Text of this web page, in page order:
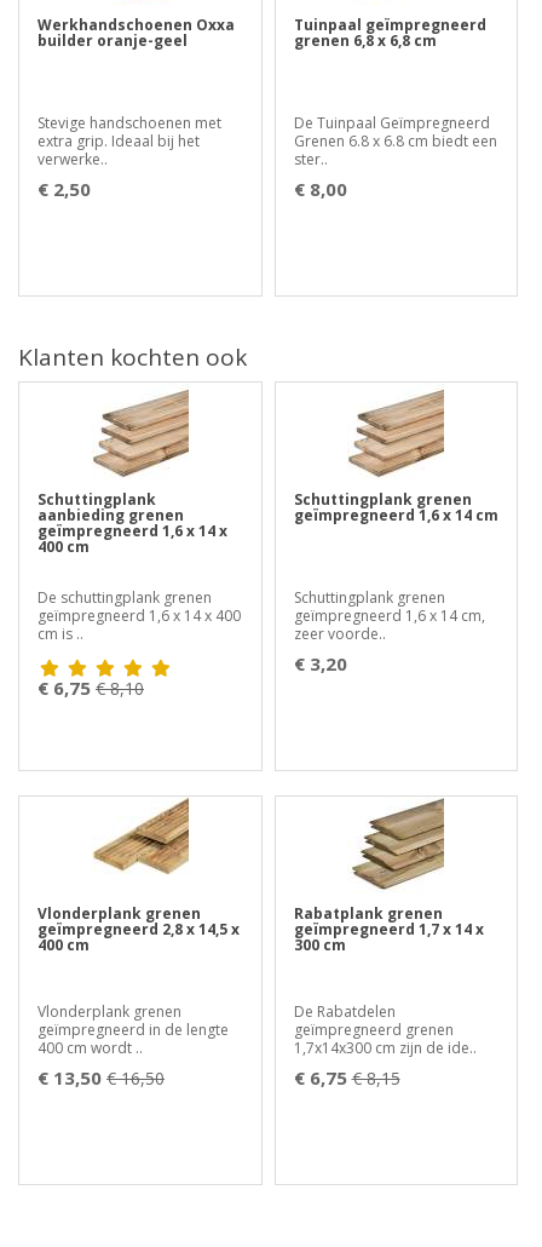
Werkhandschoenen Oxxa
builder oranje-geel
Stevige handschoenen met
extra grip. Ideaal bij het
verwerke..
€ 2,50
Tuinpaal geïmpregneerd
grenen 6,8 x 6,8 cm
De Tuinpaal Geïmpregneerd
Grenen 6.8 x 6.8 cm biedt een
ster..
€ 8,00
Klanten kochten ook
Schuttingplank
aanbieding grenen
geïmpregneerd 1,6 x 14 x
400 cm
De schuttingplank grenen
geïmpregneerd 1,6 x 14 x 400
cm is ..
€ 6,75 € 8,10
Schuttingplank grenen
geïmpregneerd 1,6 x 14 cm
Schuttingplank grenen
geïmpregneerd 1,6 x 14 cm,
zeer voorde..
€ 3,20
Vlonderplank grenen
geïmpregneerd 2,8 x 14,5 x
400 cm
Vlonderplank grenen
geïmpregneerd in de lengte
400 cm wordt ..
€ 13,50 € 16,50
Rabatplank grenen
geïmpregneerd 1,7 x 14 x
300 cm
De Rabatdelen
geïmpregneerd grenen
1,7x14x300 cm zijn de ide..
€ 6,75 € 8,15